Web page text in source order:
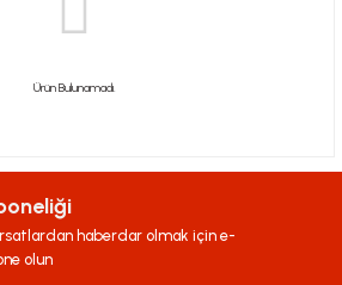
Ürün Bulunamadı.
haberdar olmak için e-
olun